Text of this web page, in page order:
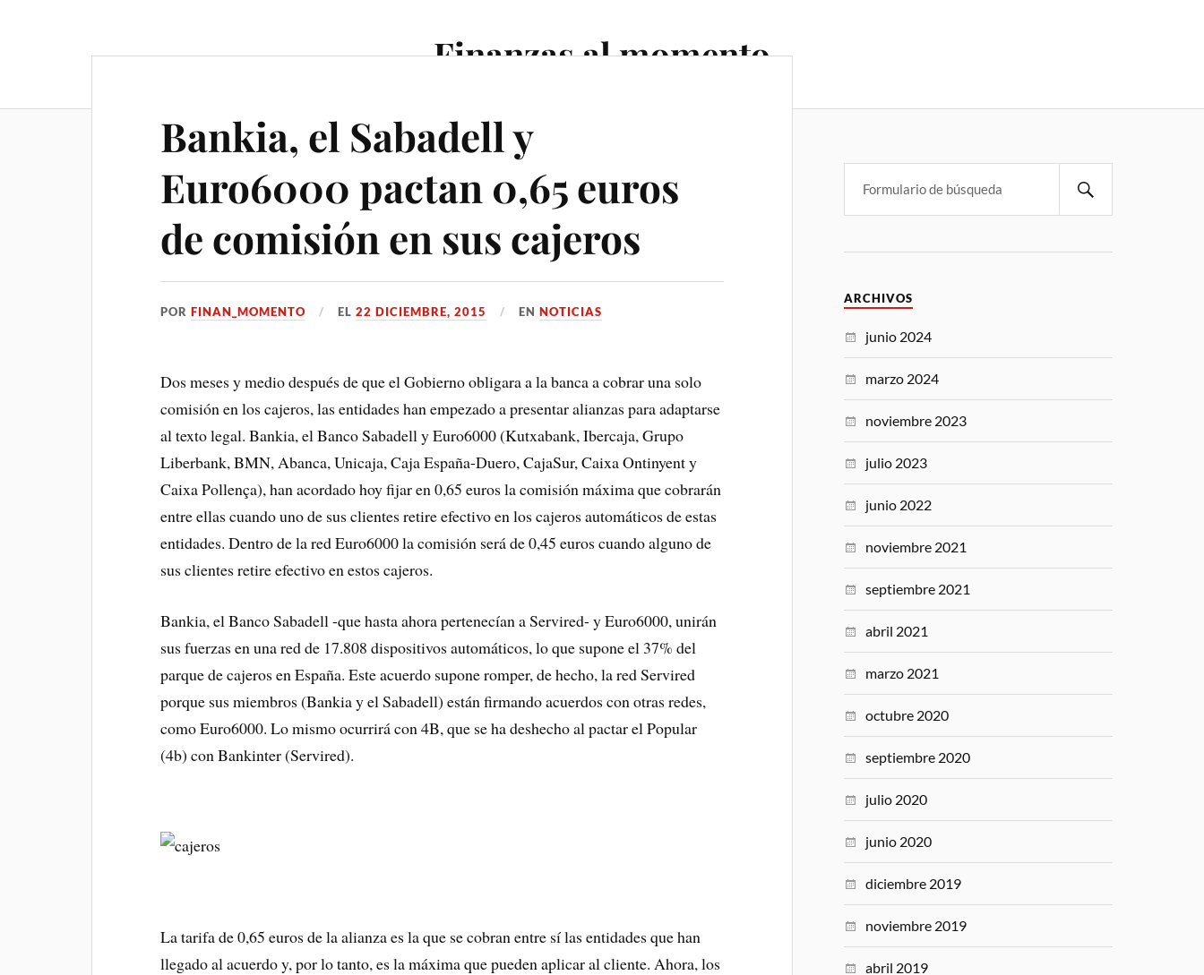
Finanzas al momento
Bankia, el Sabadell y
Euro6000 pactan 0,65 euros
de comisión en sus cajeros
PORFINAN_MOMENTO EL22 DICIEMBRE, 2015 ENNOTICIAS
Dos meses y medio después de que el Gobierno obligara a la banca a cobrar una solo
comisión en los cajeros, las entidades han empezado a presentar alianzas para adaptarse
al texto legal. Bankia, el Banco Sabadell y Euro6000 (Kutxabank, Ibercaja, Grupo
Liberbank, BMN, Abanca, Unicaja, Caja España-Duero, CajaSur, Caixa Ontinyent y
Caixa Pollença), han acordado hoy fijar en 0,65 euros la comisión máxima que cobrarán
entre ellas cuando uno de sus clientes retire efectivo en los cajeros automáticos de estas
entidades. Dentro de la red Euro6000 la comisión será de 0,45 euros cuando alguno de
sus clientes retire efectivo en estos cajeros.
Bankia, el Banco Sabadell -que hasta ahora pertenecían a Servired- y Euro6000, unirán
sus fuerzas en una red de 17.808 dispositivos automáticos, lo que supone el 37% del
parque de cajeros en España. Este acuerdo supone romper, de hecho, la red Servired
porque sus miembros (Bankia y el Sabadell) están firmando acuerdos con otras redes,
como Euro6000. Lo mismo ocurrirá con 4B, que se ha deshecho al pactar el Popular
(4b) con Bankinter (Servired).
La tarifa de 0,65 euros de la alianza es la que se cobran entre sí las entidades que han
llegado al acuerdo y, por lo tanto, es la máxima que pueden aplicar al cliente. Ahora, los
ARCHIVOS
junio 2024
marzo 2024
noviembre 2023
julio 2023
junio 2022
noviembre 2021
septiembre 2021
abril 2021
marzo 2021
octubre 2020
septiembre 2020
julio 2020
junio 2020
diciembre 2019
noviembre 2019
abril 2019